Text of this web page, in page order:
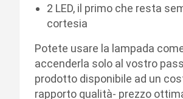
2 LED, il primo che resta
cortesia
Potete usare la lampada
accenderla solo al vostro
prodotto disponibile ad un
rapporto qualità- prezzo